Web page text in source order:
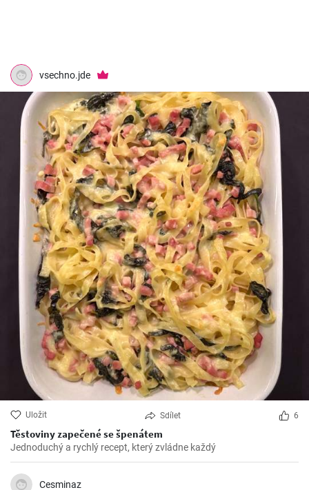
vsechno.jde
Uložit Sdílet 6
Těstoviny zapečené se špenátem
Jednoduchý a rychlý recept, který zvládne každý
Cesminaz